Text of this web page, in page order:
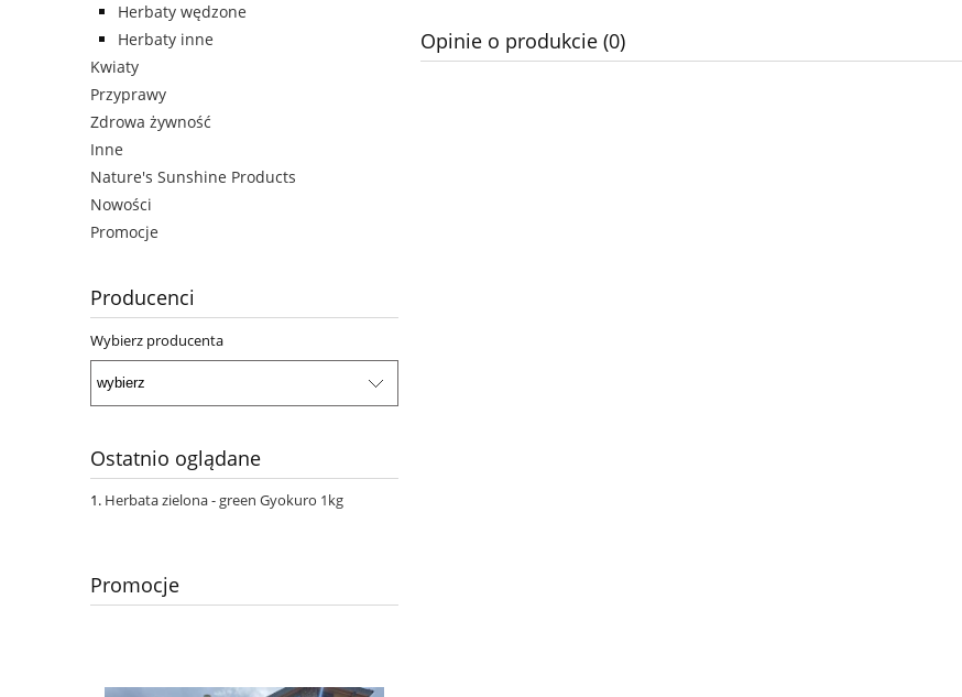
Herbaty wędzone
Herbaty inne
Kwiaty
Przyprawy
Zdrowa żywność
Inne
Nature's Sunshine Products
Nowości
Promocje
Producenci
Wybierz producenta
Ostatnio oglądane
Herbata zielona - green Gyokuro 1kg
Promocje
Opinie o produkcie (0)